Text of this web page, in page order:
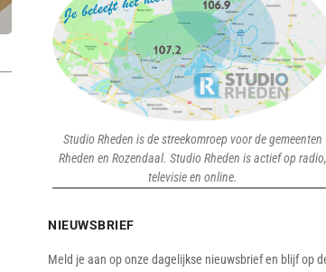
Studio Rheden is de streekomroep voor de gemeenten
Rheden en Rozendaal. Studio Rheden is actief op radio,
televisie en online.
NIEUWSBRIEF
Meld je aan op onze dagelijkse nieuwsbrief en blijf op